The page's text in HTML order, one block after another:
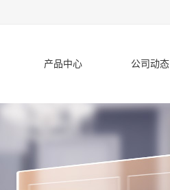
产品中心 公司动态